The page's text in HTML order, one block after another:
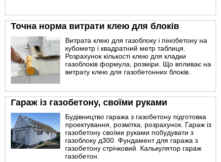
Точна норма витрати клею для блоків
Витрата клею для газоблоку і пінобетону на
кубометр і квадратний метр таблиця.
Розрахунок кількості клею для кладки
газоблоків формула, розміри. Що впливає на
витрату клею для газобетонних блоків.
Гараж із газобетону, своїми руками
Будівництво гаража з газобетону підготовка
проектування, розмітка, розрахунок. Гараж із
газобетону своїми руками побудувати з
газоблоку д300. Фундамент для гаража з
газобетону стрічковий. Калькулятор гараж
газобетон.